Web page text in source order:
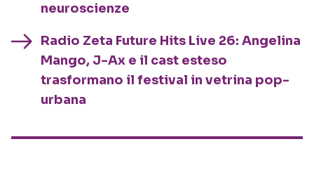
neuroscienze
Radio Zeta Future Hits Live 26: Angelina
Mango, J-Ax e il cast esteso
trasformano il festival in vetrina pop-
urbana